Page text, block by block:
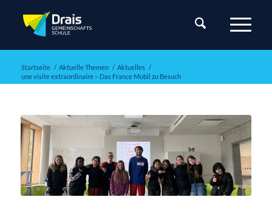
Startseite / Aktuelle Themen / Aktuelles /
une visite extraordinaire – Das France Mobil zu Besuch